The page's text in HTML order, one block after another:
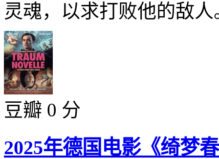
灵魂，以求打败他的敌
豆瓣 0 分
2025年德国电影《绮梦